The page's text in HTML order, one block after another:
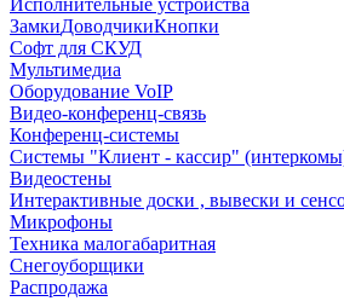
Исполнительные устройства
ЗамкиДоводчикиКнопки
Софт для СКУД
Мультимедиа
Оборудование VoIP
Видео-конференц-связь
Конференц-системы
Системы "Клиент - кассир"
Видеостены
Интерактивные доски , вывески и
Микрофоны
Техника малогабаритная
Снегоуборщики
Распродажа